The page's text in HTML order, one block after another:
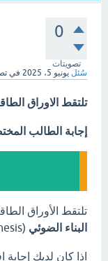
0
تصويتات
سُئل يونيو 5، 2025 في
تلتقط الاوراق
إجابة الطالب
تلتقط الأوراق
البناء الضوئي (Photosynthesis).
اذا كان لديك